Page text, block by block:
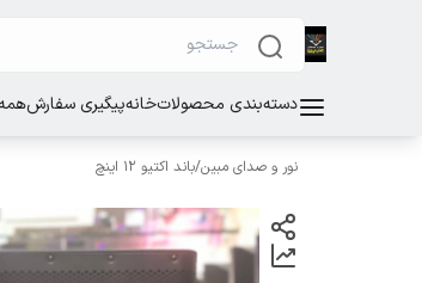
دسته‌بندی محصولاتخانهپیگیری سفارش
نور و صدای مبین/باند اکتیو ۱۲ اینچ